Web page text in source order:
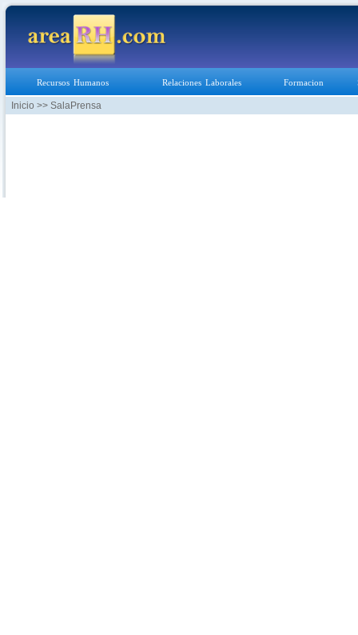
Recursos Humanos Relaciones Laborales Formacion
Inicio >> SalaPrensa